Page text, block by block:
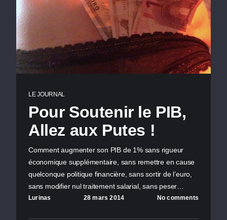
LE JOURNAL
Pour Soutenir le PIB,
Allez aux Putes !
Comment augmenter son PIB de 1% sans rigueur
économique supplémentaire, sans remettre en cause
quelconque politique financière, sans sortir de l’euro,
sans modifier nul traitement salarial, sans peser…
Lurinas 28 mars 2014 No comments